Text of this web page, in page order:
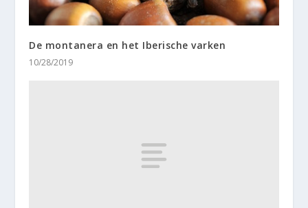
De montanera en het Iberische varken
10/28/2019